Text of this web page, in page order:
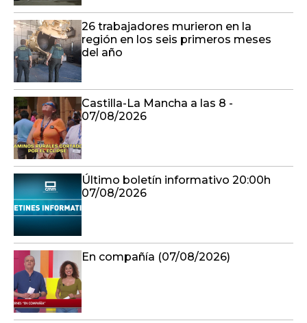
26 trabajadores murieron en la
región en los seis primeros meses
del año
Castilla-La Mancha a las 8 -
07/08/2026
Último boletín informativo 20:00h
07/08/2026
En compañía (07/08/2026)